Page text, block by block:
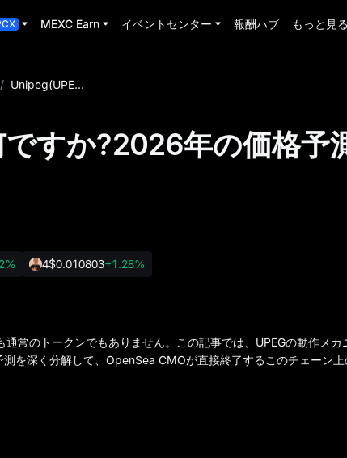
MEXC Earn イベントセンター 報酬ハブ もっと見る
/ Unipeg(UPEG)とは何ですか?2026年の価格予測と取引の完全ガイド
すか?2026年の価格予
4$0.010803+1.28%
常のトークンでもありません。この記事では、UPEGの動作メカ
を深く分解して、OpenSea CMOが直接終了するこのチェーン